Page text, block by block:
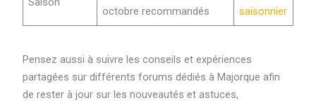
octobre recommandés
saisonnier
Pensez aussi à suivre les conseils et expériences
partagées sur différents forums dédiés à Majorque afin
de rester à jour sur les nouveautés et astuces,